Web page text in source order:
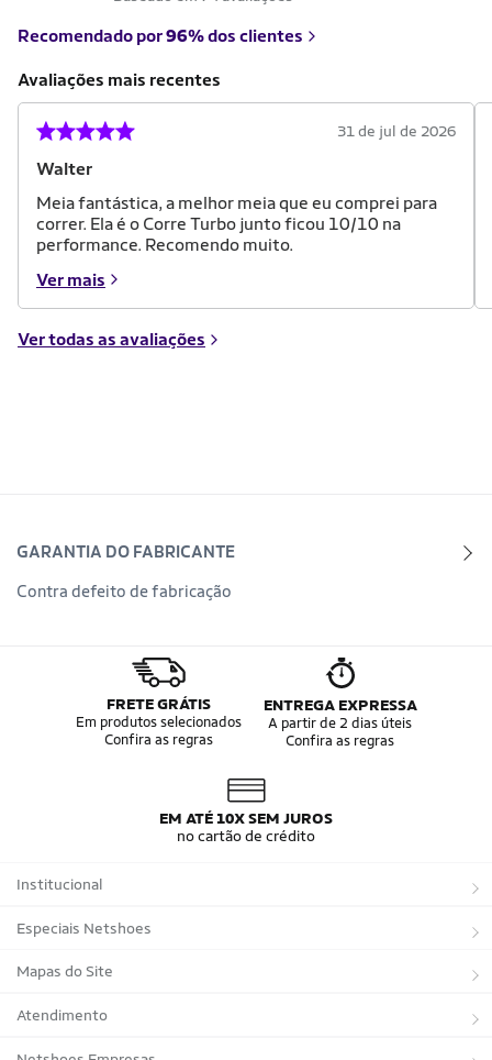
Recomendado por96%dos clientes
Avaliações mais recentes
Walter
31 de jul de 2026
Meia fantástica, a melhor meia que eu comprei para
correr. Ela é o Corre Turbo junto ficou 10/10 na
performance. Recomendo muito.
Ver mais
Ver todas as avaliações
GARANTIA DO FABRICANTE
Contra defeito de fabricação
FRETE GRÁTIS
Em produtos selecionados
Confira as regras
ENTREGA EXPRESSA
A partir de 2 dias úteis
Confira as regras
EM ATÉ 10X SEM JUROS
no cartão de crédito
Institucional
Sobre a Netshoes
Política de Privacidade
Programa de Afiliados
Regulamentos
Especiais Netshoes
Suplementos
Corrida
Bicicletas
Mapas do Site
Marcas
Tipos de Produtos
Atendimento
Trocas e devoluções